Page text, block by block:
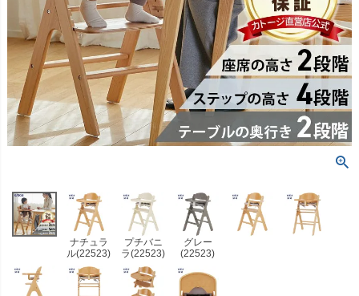
ナチュラ
ル(22523)
プチバニ
ラ(22523)
グレー
(22523)